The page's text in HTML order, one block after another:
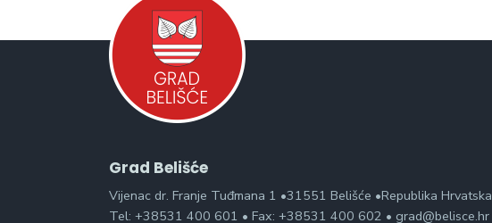
Grad Belišće
Vijenac dr. Franje Tuđmana 1 •31551 Belišće •Republika Hrvatska
Tel: +38531 400 601 • Fax: +38531 400 602 • grad@belisce.hr